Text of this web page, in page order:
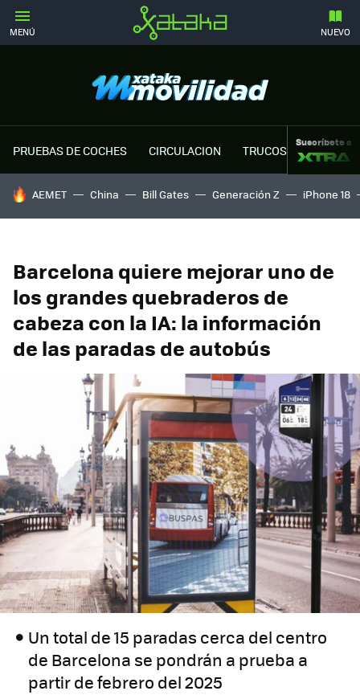
MENÚ NUEVO
PRUEBAS DE COCHES CIRCULACION TRUCOS MOTOR
Suscríbete a
HOY SE HABLA DE
AEMET China Bill Gates Generación Z iPhone 18
Barcelona quiere mejorar uno de
los grandes quebraderos de
cabeza con la IA: la información
de las paradas de autobús
Un total de 15 paradas cerca del centro
de Barcelona se pondrán a prueba a
partir de febrero del 2025